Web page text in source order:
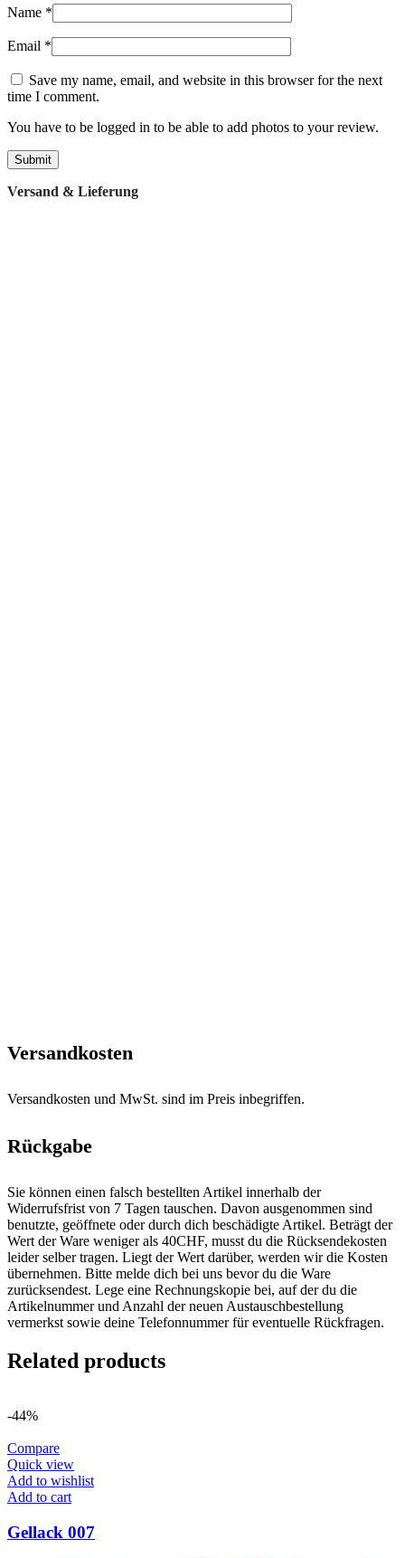
Name *
Email *
Save my name, email, and website in this browser for the next
time I comment.
You have to be logged in to be able to add photos to your review.
Versand & Lieferung
Versandkosten
Versandkosten und MwSt. sind im Preis inbegriffen.
Rückgabe
Sie können einen falsch bestellten Artikel innerhalb der
Widerrufsfrist von 7 Tagen tauschen. Davon ausgenommen sind
benutzte, geöffnete oder durch dich beschädigte Artikel. Beträgt der
Wert der Ware weniger als 40CHF, musst du die Rücksendekosten
leider selber tragen. Liegt der Wert darüber, werden wir die Kosten
übernehmen. Bitte melde dich bei uns bevor du die Ware
zurücksendest. Lege eine Rechnungskopie bei, auf der du die
Artikelnummer und Anzahl der neuen Austauschbestellung
vermerkst sowie deine Telefonnummer für eventuelle Rückfragen.
Related products
-44%
Compare
Quick view
Add to wishlist
Add to cart
Gellack 007